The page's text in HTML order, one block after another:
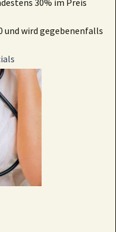
30% im Preis
und wird gegebenenfalls